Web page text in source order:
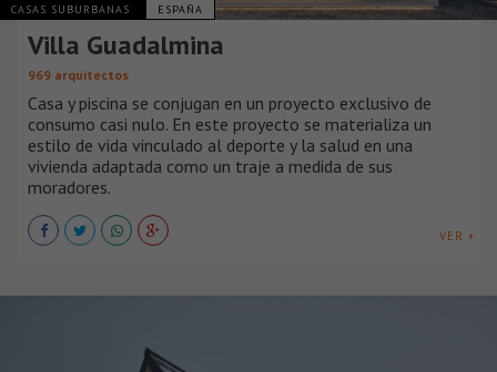
CASAS SUBURBANAS ESPAÑA
Villa Guadalmina
969 arquitectos
Casa y piscina se conjugan en un proyecto exclusivo de
consumo casi nulo. En este proyecto se materializa un
estilo de vida vinculado al deporte y la salud en una
vivienda adaptada como un traje a medida de sus
moradores.
VER +